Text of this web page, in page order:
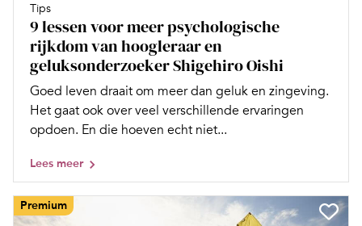
Tips
9 lessen voor meer psychologische
rijkdom van hoogleraar en
geluksonderzoeker Shigehiro Oishi
Goed leven draait om meer dan geluk en zingeving.
Het gaat ook over veel verschillende ervaringen
opdoen. En die hoeven echt niet...
Lees meer
Premium